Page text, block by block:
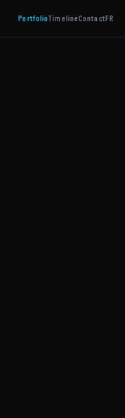
PortfolioTimelineContactFR